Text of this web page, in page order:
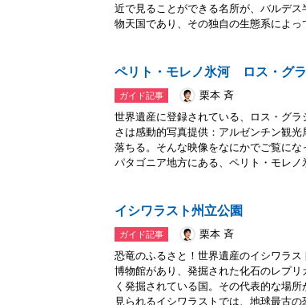
近で見ることができる名所が、バルデ
物天国であり、その独自の生態系によっ
ペリト・モレノ氷河 ロス・グ
ガイド記事
栗本 斉
世界遺産に登録されている、ロス・グ
さは感動的写真提供：アルゼンチン観
落ちる。そんな映像をなにかでご覧に
パタゴニア地方にある、ペリト・モレノ
イシワラスト州立公園
ガイド記事
栗本 斉
恐竜のふるさと！世界遺産のイシワラ
博物館があり、発掘された化石のレプ
く発掘されている国。その代表的な場
見られるイシワラストでは、地球最古の